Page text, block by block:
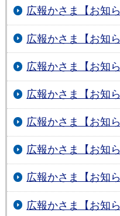
広報かさま【お知
広報かさま【お知
広報かさま【お知
広報かさま【お知
広報かさま【お知
広報かさま【お知
広報かさま【お知
広報かさま【お知